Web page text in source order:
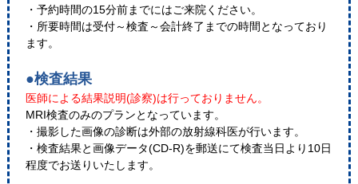
・予約時間の15分前までにはご来院ください。
・所要時間は受付～検査～会計終了までの時間となっており
ます。
●検査結果
医師による結果説明(診察)は行っておりません。
MRI検査のみのプランとなっています。
・撮影した画像の診断は外部の放射線科医が行います。
・検査結果と画像データ(CD-R)を郵送にて検査当日より10日
程度でお送りいたします。